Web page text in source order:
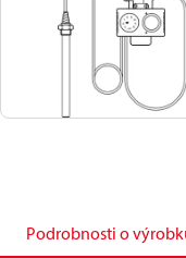
Podrobnosti o